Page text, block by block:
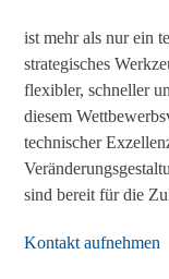
ist mehr als nur ein
strategisches
flexibler, schneller
diesem
technischer
sind bereit für die
Kontakt aufnehmen